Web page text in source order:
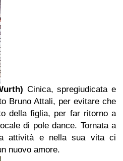
Cinica, spregiudicata e
Bruno Attali, per evitare che
della figlia, per far ritorno a
di pole dance. Tornata a
attività e nella sua vita ci
nuovo amore.